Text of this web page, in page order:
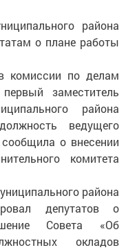
района
о плане работы
комиссии по делам
заместитель
района
ведущего
о внесении
комитета
района
депутатов о
Совета «Об
окладов